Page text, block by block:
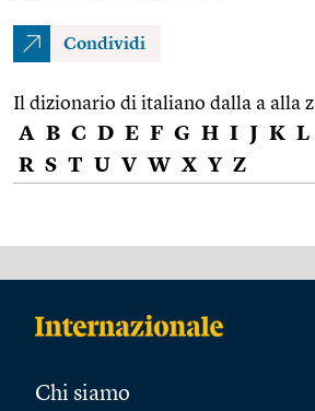
Condividi
Il dizionario di italiano dalla a alla z
A B C D E F G H I J K L
R S T U V W X Y Z
Chi siamo